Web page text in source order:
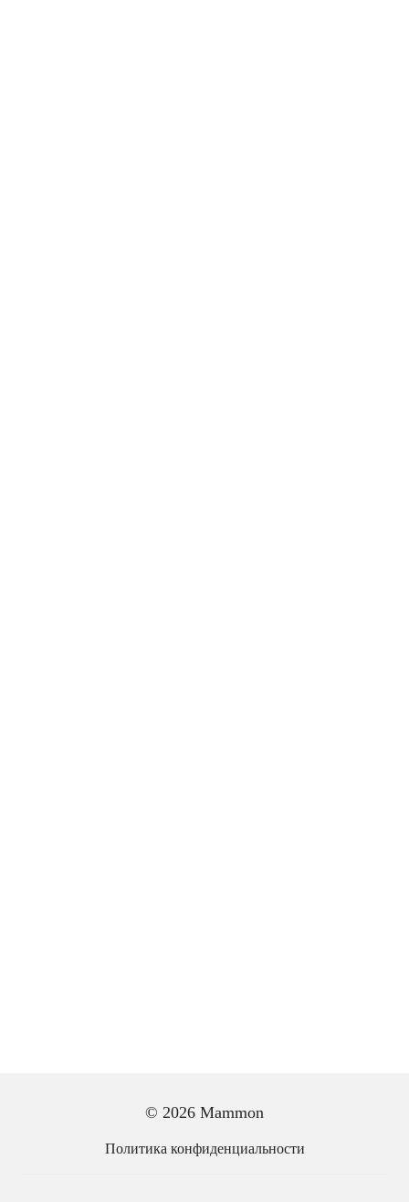
© 2026 Mammon
Политика конфиденциальности